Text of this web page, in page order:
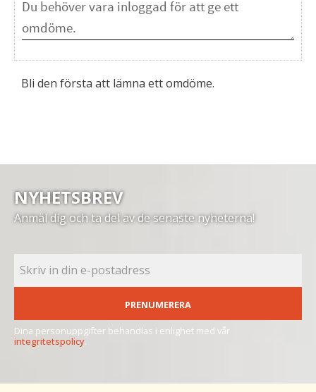
Bli den första att lämna ett omdöme.
NYHETSBREV
Anmäl dig och ta del av de senaste nyheterna!
PRENUMERERA
Dina personuppgifter behandlas i enlighet med vår
integritetspolicy.